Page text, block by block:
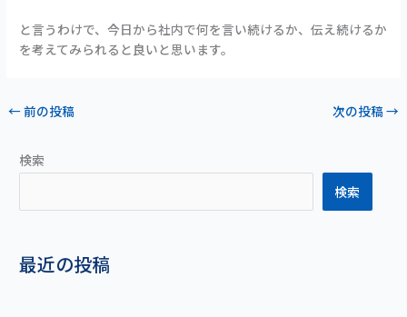
と言うわけで、今日から社内で何を言い続けるか、伝え続けるか
を考えてみられると良いと思います。
←前の投稿 次の投稿 →
検索
検索
最近の投稿